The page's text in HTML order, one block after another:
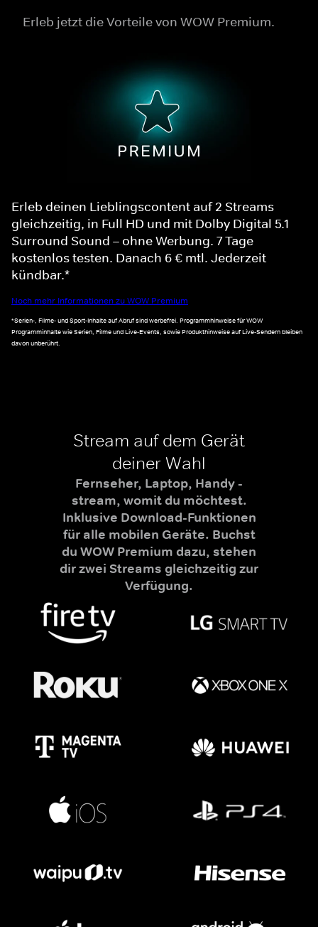
Erleb jetzt die Vorteile von WOW Premium.
Erleb deinen Lieblingscontent auf 2 Streams
gleichzeitig, in Full HD und mit Dolby Digital 5.1
Surround Sound – ohne Werbung. 7 Tage
kostenlos testen. Danach 6 € mtl. Jederzeit
kündbar.*
Noch mehr Informationen zu WOW Premium
*Serien-, Filme- und Sport-Inhalte auf Abruf sind werbefrei. Programmhinweise für WOW
Programminhalte wie Serien, Filme und Live-Events, sowie Produkthinweise auf Live-Sendern bleiben
davon unberührt.
Stream auf dem Gerät
deiner Wahl
Fernseher, Laptop, Handy -
stream, womit du möchtest.
Inklusive Download-Funktionen
für alle mobilen Geräte. Buchst
du WOW Premium dazu, stehen
dir zwei Streams gleichzeitig zur
Verfügung.